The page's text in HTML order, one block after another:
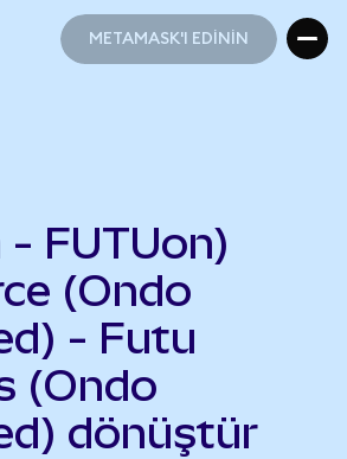
METAMASK'I EDİNİN
- FUTUon)
(Ondo
- Futu
(Ondo
dönüştür